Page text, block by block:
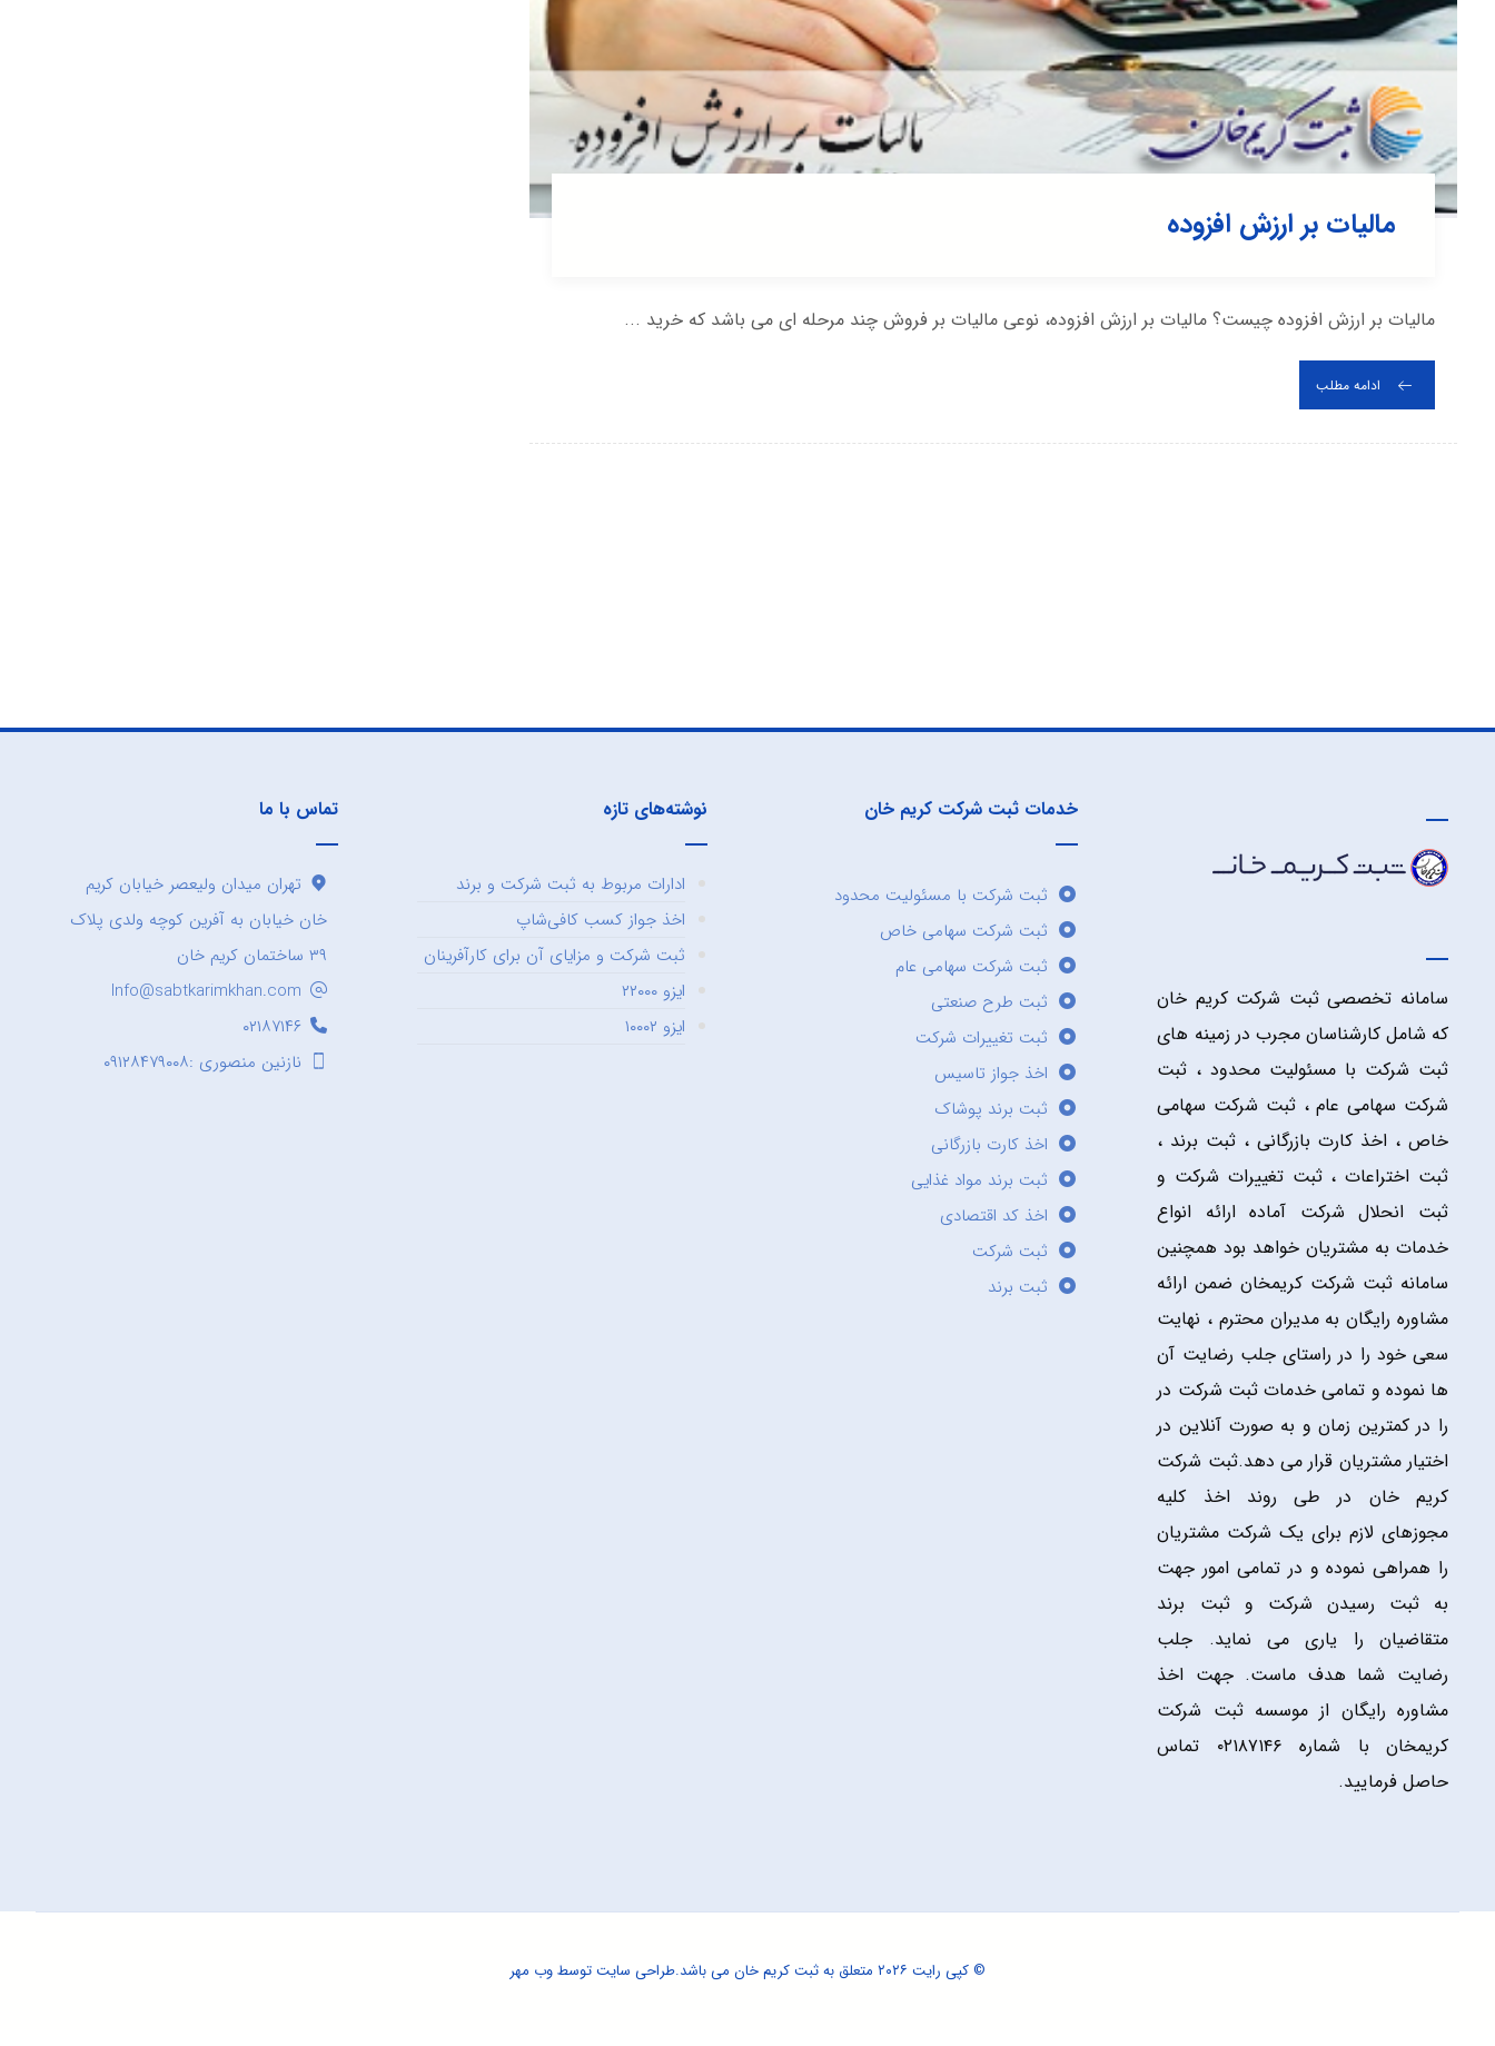
مالیات بر ارزش افزوده
ماليات بر ارزش افزوده چیست؟ ماليات بر ارزش افزوده، نوعی ماليات بر فروش چند مرحله ای می باشد كه خريد ...
ادامه مطلب
سامانه تخصصی ثبت شرکت کریم خان
که شامل کارشناسان مجرب در زمینه های
ثبت شرکت با مسئولیت محدود ، ثبت
شرکت سهامی عام ، ثبت شرکت سهامی
خاص ، اخذ کارت بازرگانی ، ثبت برند ،
ثبت اختراعات ، ثبت تغییرات شرکت و
ثبت انحلال شرکت آماده ارائه انواع
خدمات به مشتریان خواهد بود همچنین
سامانه ثبت شرکت کریمخان ضمن ارائه
مشاوره رایگان به مدیران محترم ، نهایت
سعی خود را در راستای جلب رضایت آن
ها نموده و تمامی خدمات ثبت شرکت در
را در کمترین زمان و به صورت آنلاین در
اختیار مشتریان قرار می دهد.ثبت شرکت
کریم خان در طی روند اخذ کلیه
مجوزهای لازم برای یک شرکت مشتریان
را همراهی نموده و در تمامی امور جهت
به ثبت رسیدن شرکت و ثبت برند
متقاضیان را یاری می نماید. جلب
رضایت شما هدف ماست. جهت اخذ
مشاوره رایگان از موسسه ثبت شرکت
کریمخان با شماره ۰۲۱۸۷۱۴۶ تماس
حاصل فرمایید.
خدمات ثبت شرکت کریم خان
ثبت شرکت با مسئولیت محدود
ثبت شرکت سهامی خاص
ثبت شرکت سهامی عام
ثبت طرح صنعتی
ثبت تغییرات شرکت
اخذ جواز تاسیس
ثبت برند پوشاک
اخذ کارت بازرگانی
ثبت برند مواد غذایی
اخذ کد اقتصادی
ثبت شرکت
ثبت برند
نوشته‌های تازه
ادارات مربوط به ثبت شرکت و برند
اخذ جواز کسب کافی‌شاپ
ثبت شرکت و مزایای آن برای کارآفرینان
ایزو ۲۲۰۰۰
ایزو ۱۰۰۰۲
تماس با ما
تهران میدان ولیعصر خیابان کریم
خان خیابان به آفرین کوچه ولدی پلاک
۳۹ ساختمان کریم خان
Info@sabtkarimkhan.com
۰۲۱۸۷۱۴۶
نازنین منصوری :۰۹۱۲۸۴۷۹۰۰۸
© کپی رایت ۲۰۲۶ متعلق به ثبت کریم خان می باشد. طراحی سایتتوسط وب مهر